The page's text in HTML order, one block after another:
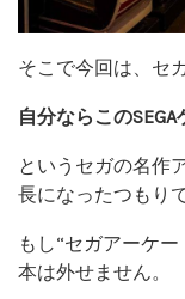
そこで今回は、セ
自分ならこの
というセガの名作
長になったつもり
もし“セガアーケ
本は外せません。